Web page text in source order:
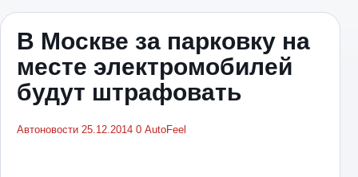
В Москве за парковку на
месте электромобилей
будут штрафовать
Автоновости 25.12.2014 0 AutoFeel